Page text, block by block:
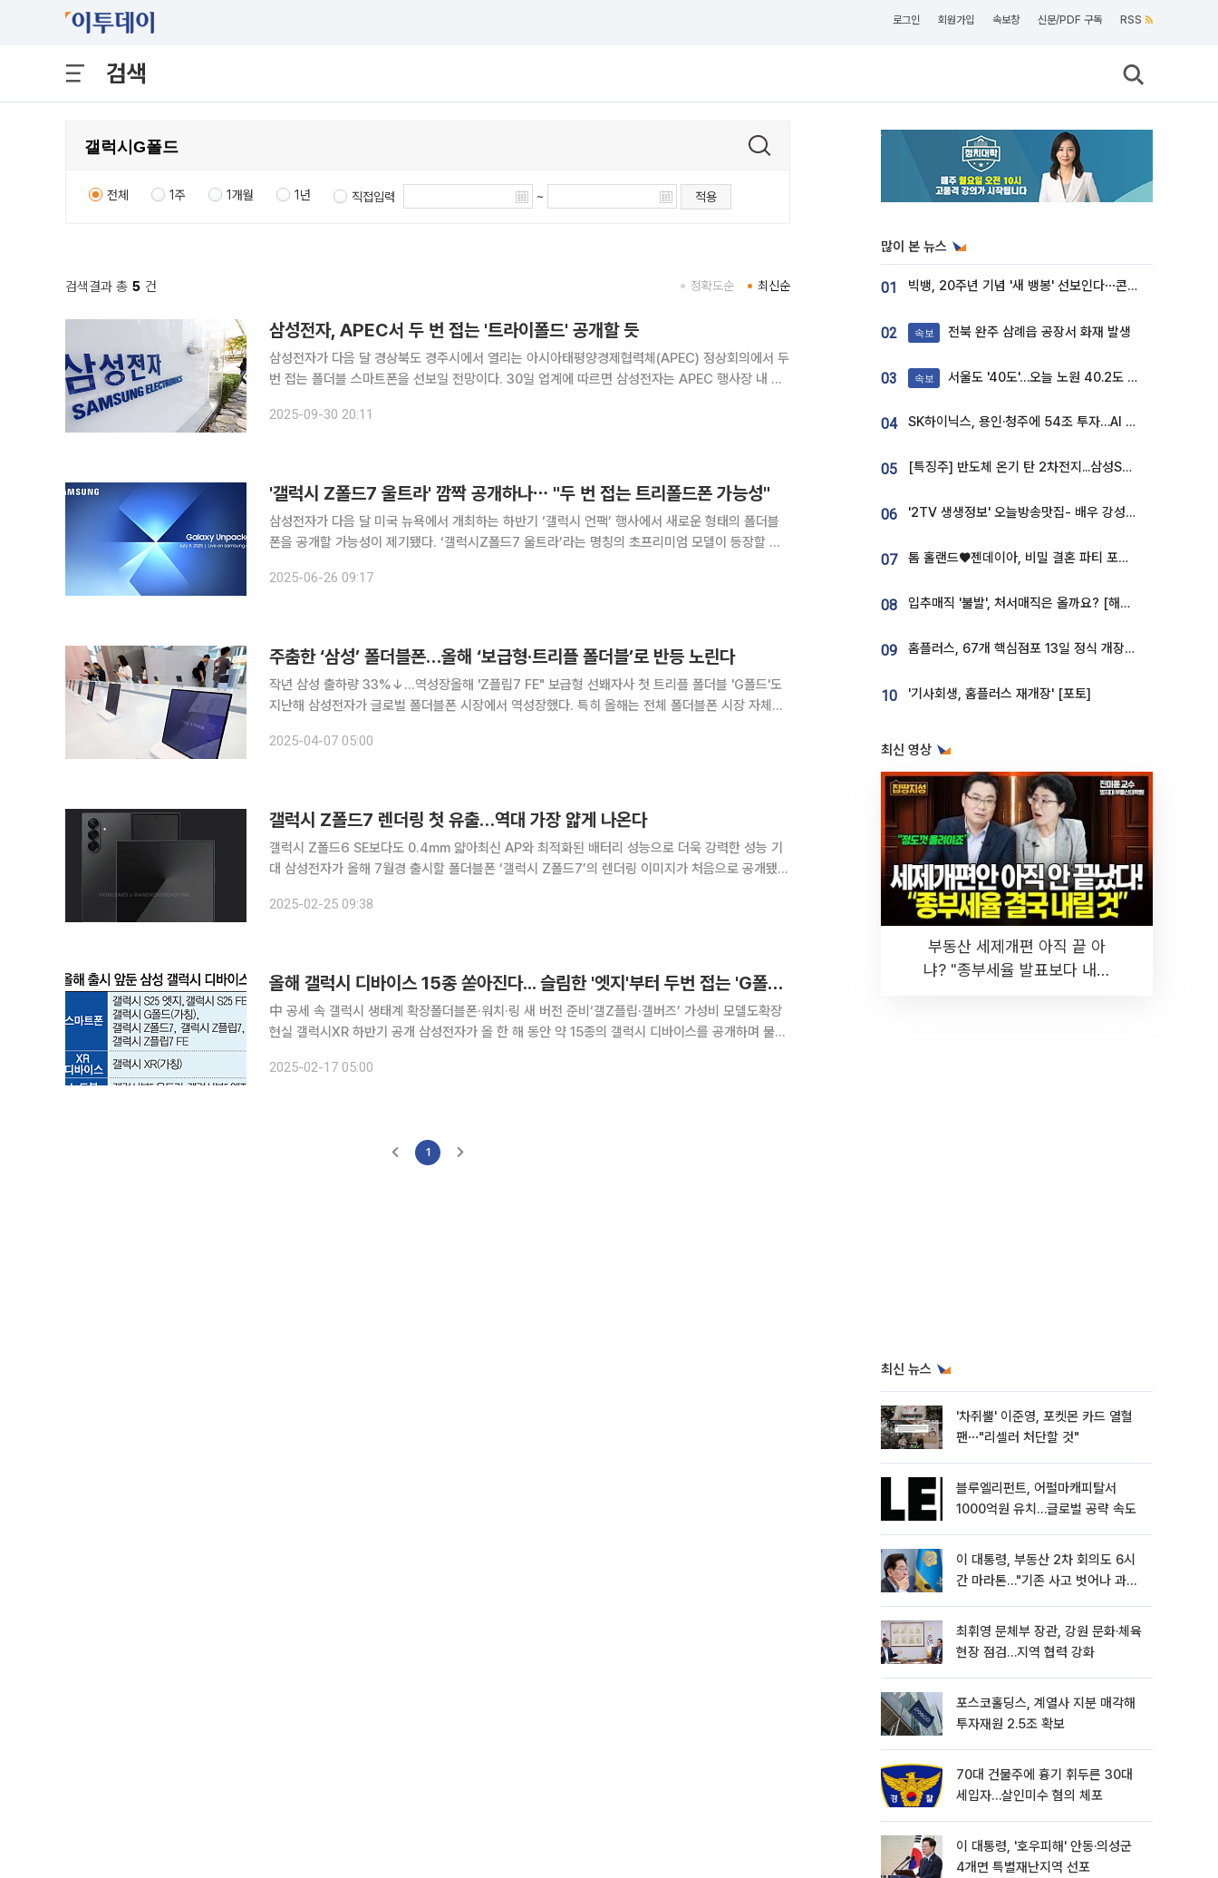
로그인 회원가입 속보창 신문/PDF 구독 RSS
검색
전체 1주 1개월 1년 직접입력 ~ 적용
검색결과 총 5 건 최신순
정확도순
삼성전자, APEC서 두 번 접는 '트라이폴드' 공개할 듯
삼성전자가 다음 달 경상북도 경주시에서 열리는 아시아태평양경제협력체(APEC) 정상회의에서 두
번 접는 폴더블 스마트폰을 선보일 전망이다. 30일 업계에 따르면 삼성전자는 APEC 행사장 내 전
다. 트라이폴드는 기존 양쪽 접이식 폴드 시리즈에서 한 단계 진
2025-09-30 20:11
'갤럭시 Z폴드7 울트라' 깜짝 공개하나⋯ "두 번 접는 트리폴드폰 가능성"
삼성전자가 다음 달 미국 뉴욕에서 개최하는 하반기 ‘갤럭시 언팩’ 행사에서 새로운 형태의 폴더블
폰을 공개할 가능성이 제기됐다. ‘갤럭시Z폴드7 울트라’라는 명칭의 초프리미엄 모델이 등장할 것
폴드 시리즈와는 전혀 다른 폼팩터를 적용한 신제품을 깜짝 공개할
2025-06-26 09:17
주춤한 ‘삼성’ 폴더블폰…올해 ‘보급형·트리플 폴더블’로 반등 노린다
작년 삼성 출하량 33%↓…역성장올해 'Z플립7 FE" 보급형 선봬자사 첫 트리플 폴더블 'G폴드'도
지난해 삼성전자가 글로벌 폴더블폰 시장에서 역성장했다. 특히 올해는 전체 폴더블폰 시장 자체가
급형 라인과 트리플 폴더블폰이라는 두 가지 신무기를 앞세워 위
2025-04-07 05:00
갤럭시 Z폴드7 렌더링 첫 유출…역대 가장 얇게 나온다
갤럭시 Z폴드6 SE보다도 0.4mm 얇아최신 AP와 최적화된 배터리 성능으로 더욱 강력한 성능 기
대 삼성전자가 올해 7월경 출시할 폴더블폰 ‘갤럭시 Z폴드7’의 렌더링 이미지가 처음으로 공개됐
일(현지시간) 해외 IT 전문 매체 ‘안드로이드헤드라인’은
2025-02-25 09:38
올해 갤럭시 디바이스 15종 쏟아진다... 슬림한 '엣지'부터 두번 접는 'G폴드'까지
中 공세 속 갤럭시 생태계 확장폴더블폰·워치·링 새 버전 준비‘갤Z플립·갤버즈’ 가성비 모델도확장
현실 갤럭시XR 하반기 공개 삼성전자가 올 한 해 동안 약 15종의 갤럭시 디바이스를 공개하며 물량
애플과 중국 제조사들의 공세 속에서 다양한 ‘무기’를
2025-02-17 05:00
1
많이 본 뉴스
01 빅뱅, 20주년 기념 '새 뱅봉' 선보인다⋯콘서트 앞두고 팝업 개최
02 속보 전북 완주 삼례읍 공장서 화재 발생
03 속보 서울도 '40도'…오늘 노원 40.2도 기록
04 SK하이닉스, 용인·청주에 54조 투자…AI 메모리 생산기지 키운다
05 [특징주] 반도체 온기 탄 2차전지...삼성SDI, 장 초반 7% 넘게 껑충
06 '2TV 생생정보' 오늘방송맛집- 배우 강성진 단골! 쌀국수ㆍ푸팟퐁 커리 맛집 '블○○○'
07 톰 홀랜드♥젠데이아, 비밀 결혼 파티 포착⋯호텔 대관비만 9억
08 입추매직 '불발', 처서매직은 올까요? [해시태그]
09 홈플러스, 67개 핵심점포 13일 정식 개장…영업 재개 속도
10 '기사회생, 홈플러스 재개장' [포토]
최신 영상
부동산 세제개편 아직 끝 아
냐? "종부세율 발표보다 내릴
최신 뉴스
'차쥐뿔' 이준영, 포켓몬 카드 열혈
팬⋯"리셀러 처단할 것"
블루엘리펀트, 어펄마캐피탈서
1000억원 유치…글로벌 공략 속도
이 대통령, 부동산 2차 회의도 6시
간 마라톤…"기존 사고 벗어나 과감
최휘영 문체부 장관, 강원 문화·체육
현장 점검…지역 협력 강화
포스코홀딩스, 계열사 지분 매각해
투자재원 2.5조 확보
70대 건물주에 흉기 휘두른 30대
세입자…살인미수 혐의 체포
이 대통령, '호우피해' 안동·의성군
4개면 특별재난지역 선포